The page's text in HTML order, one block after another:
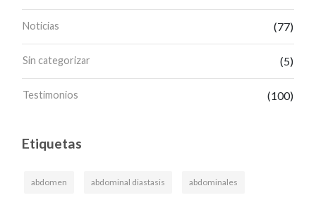
Noticias (77)
Sin categorizar (5)
Testimonios (100)
Etiquetas
abdomen abdominal diastasis abdominales